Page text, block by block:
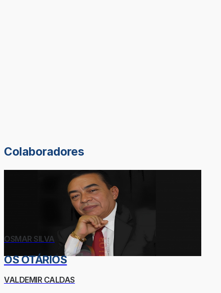
Colaboradores
OSMAR SILVA
OS OTÁRIOS
VALDEMIR CALDAS